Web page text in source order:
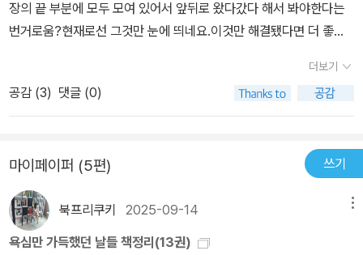
장의 끝 부분에 모두 모여 있어서 앞뒤로 왔다갔다 해서 봐야한다는
번거로움?현재로선 그것만 눈에 띄네요.이것만 해결됐다면 더 좋았
면 추가하겠습니다. (워낙 유명한 책이고 하니 책 내용은 생략합니
다.궁금하신 분은 검색이나 밑에 설명 옮겨놓은 분 글 참조해주세요)
더보기
공감 (3) 댓글 (0)
마이페이퍼 (5편) 쓰기
북프리쿠키 2025-09-14
욕심만 가득했던 날들 책정리(13권)